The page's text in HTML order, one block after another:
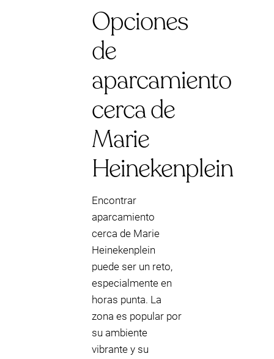
Opciones
de
aparcamiento
cerca de
Marie
Heinekenplein
Encontrar
aparcamiento
cerca de Marie
Heinekenplein
puede ser un reto,
especialmente en
horas punta. La
zona es popular por
su ambiente
vibrante y su